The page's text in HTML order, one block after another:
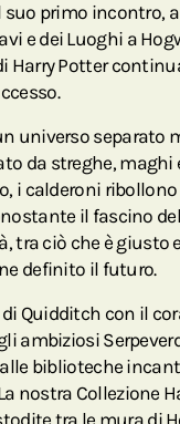
primo incontro,
e dei Luoghi a
Harry Potter
universo separato
da streghe, maghi
i calderoni
il fascino
tra ciò che è giusto
definito il futuro.
Quidditch con il
ambiziosi
biblioteche
nostra Collezione